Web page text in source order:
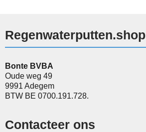
Regenwaterputten.shop
Bonte BVBA
Oude weg 49
9991 Adegem
BTW BE 0700.191.728.
Contacteer ons